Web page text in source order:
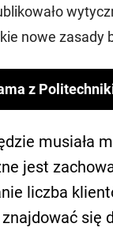
nowe zasady
z
musiała
jest
liczba
się